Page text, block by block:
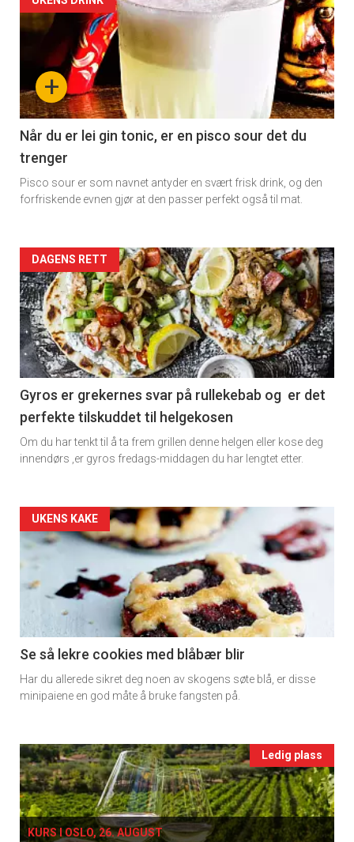
×
Få ukentlige nyhetsbrev fra
Apéritif
tilsendt.
Registrer deg
detail
section
11
Dagens
rett
+
Når du er lei gin tonic, er en pisco sour det du
trenger
Pisco sour er som navnet antyder en svært frisk drink, og den
forfriskende evnen gjør at den passer perfekt også til mat.
Artikler
detail
-
section
11
Dagens
rett
DAGENS RETT
Gyros er grekernes svar på rullekebab og er det
perfekte tilskuddet til helgekosen
Om du har tenkt til å ta frem grillen denne helgen eller kose deg
innendørs ,er gyros fredags-middagen du har lengtet etter.
Artikler
detail
-
section
11
Ukens
UKENS KAKE
Se så lekre cookies med blåbær blir
Har du allerede sikret deg noen av skogens søte blå, er disse
minipaiene en god måte å bruke fangsten på.
Events
single
Ledig plass
KURS I OSLO, 26. AUGUST